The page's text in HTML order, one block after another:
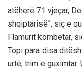
atëherë 71 vjeçar,
shqiptarisë”, siç e
Flamurit kombëtar,
Topi para disa
urtë, trim e guximtar.